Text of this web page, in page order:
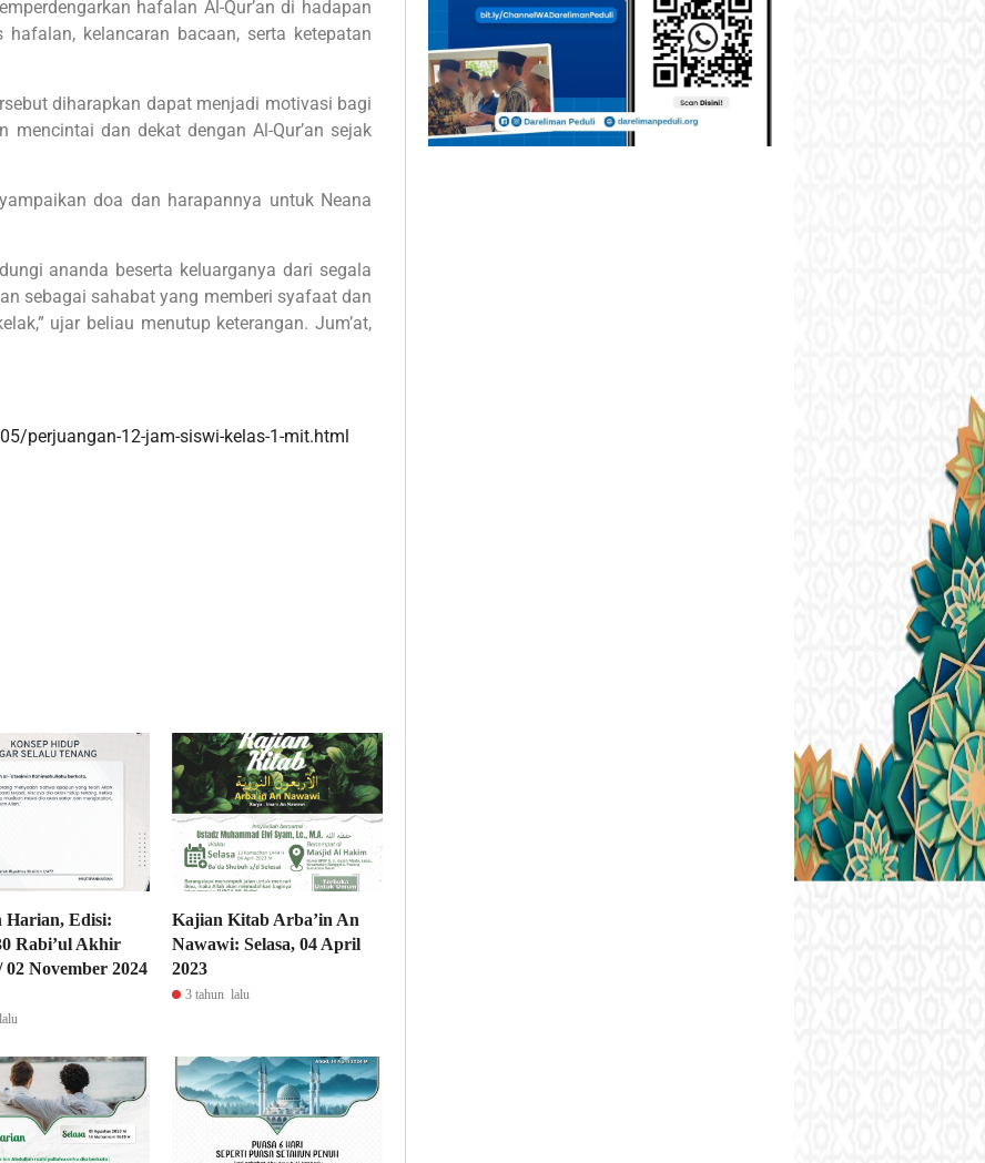
hafalan Al-Qur’an di hadapan
kelancaran bacaan, serta ketepatan
diharapkan dapat menjadi motivasi bagi
dan dekat dengan Al-Qur’an sejak
doa dan harapannya untuk Neana
ananda beserta keluarganya dari segala
sebagai sahabat yang memberi syafaat dan
ujar beliau menutup keterangan. Jum’at,
perjuangan-12-jam-siswi-kelas-1-mit.html
Harian, Edisi:
Rabi’ul Akhir
02 November 2024
Kajian Kitab Arba’in An
Nawawi: Selasa, 04 April
2023
3 tahun lalu